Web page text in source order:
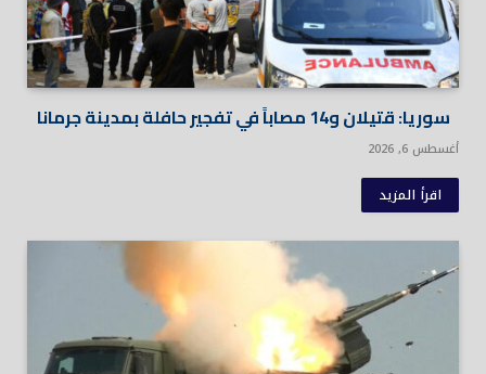
سوريا: قتيلان و14 مصاباً في تفجير حافلة بمدينة جرمانا
أغسطس 6, 2026
اقرأ المزيد